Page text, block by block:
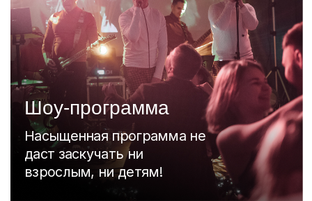
На празднике малышей
ждет незабываемое шоу
Детское шоу